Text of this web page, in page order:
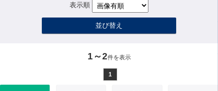
表示順
並び替え
1～2件を表示
1